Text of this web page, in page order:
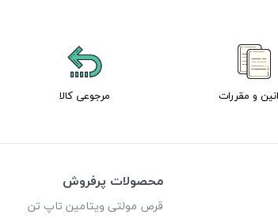
و مقررات مرجوعی کالا
محصولات پرفروش
قرص مولتی ویتامین تاپ تن